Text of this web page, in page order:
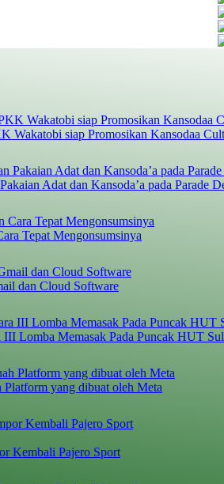
Wakatobi siap Promosikan Kansodaa
Adat dan Kansoda’a pada Parade
Tepat Mengonsumsinya
dan Cloud Software
Lomba Memasak Pada Puncak HUT
yang dibuat oleh Meta
Kembali Pajero Sport